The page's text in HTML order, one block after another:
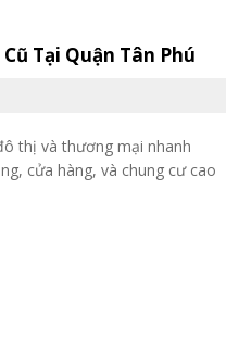
Tại Quận Tân Phú
thị và thương mại nhanh
cửa hàng, và chung cư cao